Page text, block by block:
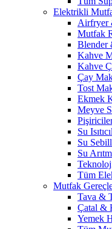
Elektrikli
Airfryer
Mutfak
Blender
Kahve
Kahve
Çay
Tost
Ekmek
Meyve
Su
Su
Su
Tüm
Mutfak
Tava &
Çatal &
Yemek